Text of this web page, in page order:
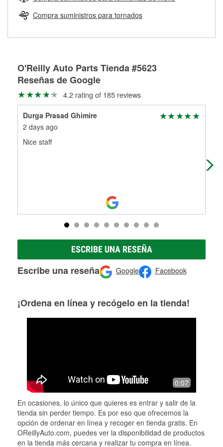
Herramientas de O'Reilly
pueden ser reutilizados, podemos ayudarte a encontrar las
partes de reemplazo correctas para tu reparación.
Rectificación de tambores y discos de freno
Compra suministros para tornados
O'Reilly Auto Parts Tienda #5623
Reseñas de Google
4.2 rating of 185 reviews
Durga Prasad Ghimire
2 days ago
Nice staff
ESCRIBE UNA RESEÑA
Escribe una reseña Google Facebook
¡Ordena en línea y recógelo en la tienda!
0:07
En ocasiones, lo único que quieres es entrar y salir de la
tienda sin perder tiempo. Es por eso que ofrecemos la
opción de ordenar en línea y recoger en tienda gratis. En
OReillyAuto.com, puedes ver la disponibilidad de productos
en la tienda más cercana y realizar tu compra en línea.